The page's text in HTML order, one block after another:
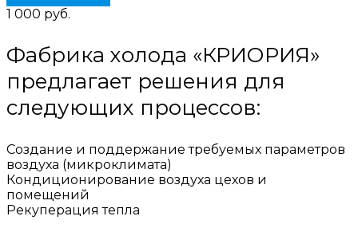
1 000 руб.
Фабрика холода «КРИОРИЯ»
предлагает решения для
следующих процессов:
Создание и поддержание требуемых параметров
воздуха (микроклимата)
Кондиционирование воздуха цехов и
помещений
Рекуперация тепла